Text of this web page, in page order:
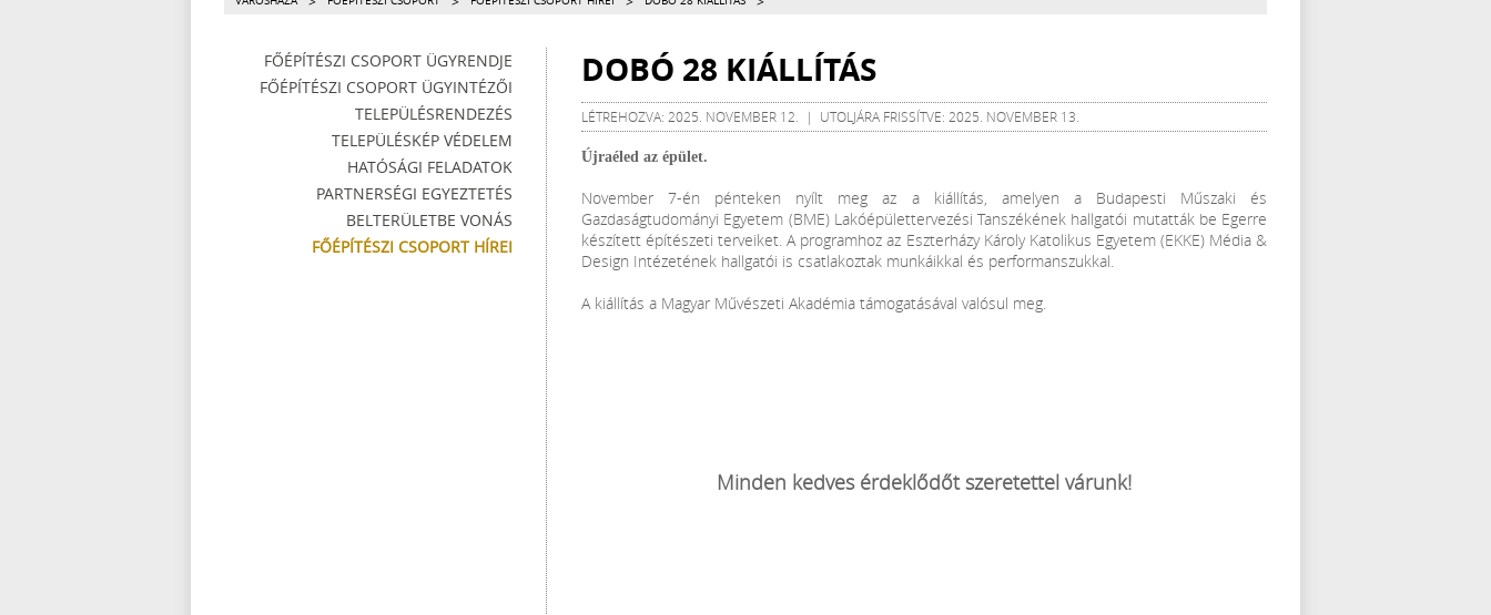
FŐÉPÍTÉSZI CSOPORT ÜGYRENDJE
FŐÉPÍTÉSZI CSOPORT ÜGYINTÉZŐI
TELEPÜLÉSRENDEZÉS
TELEPÜLÉSKÉP VÉDELEM
HATÓSÁGI FELADATOK
PARTNERSÉGI EGYEZTETÉS
BELTERÜLETBE VONÁS
FŐÉPÍTÉSZI CSOPORT HÍREI
DOBÓ 28 KIÁLLÍTÁS
LÉTREHOZVA: 2025. NOVEMBER 12. | UTOLJÁRA FRISSÍTVE: 2025. NOVEMBER 13.
Újraéled az épület.
November 7-én pénteken nyílt meg az a kiállítás, amelyen a Budapesti Műszaki és
Gazdaságtudományi Egyetem (BME) Lakóépülettervezési Tanszékének hallgatói mutatták be Egerre
készített építészeti terveiket. A programhoz az Eszterházy Károly Katolikus Egyetem (EKKE) Média &
Design Intézetének hallgatói is csatlakoztak munkáikkal és performanszukkal.
A kiállítás a Magyar Művészeti Akadémia támogatásával valósul meg.
Minden kedves érdeklődőt szeretettel várunk!